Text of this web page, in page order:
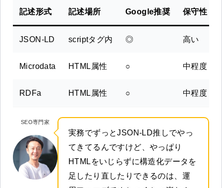
記述形式 記述場所 Google推奨 保守性
JSON-LD scriptタグ内 ◎ 高い
Microdata HTML属性 ○ 中程度
RDFa HTML属性 ○ 中程度
SEO専門家
実務でずっとJSON-LD推しでやっ
てきてるんですけど、やっぱり
HTMLをいじらずに構造化データを
足したり直したりできるのは、運